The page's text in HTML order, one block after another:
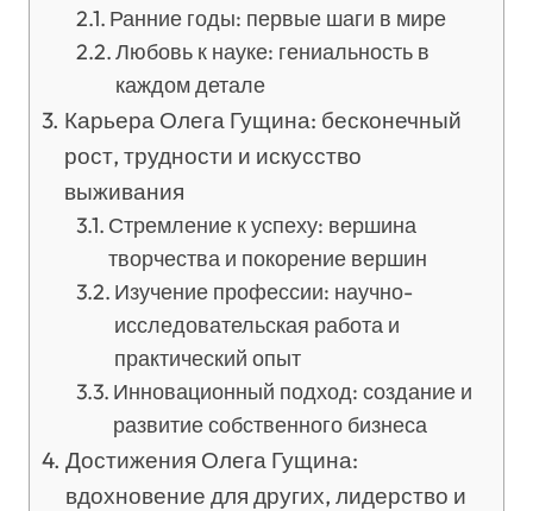
Ранние годы: первые шаги в мире
Любовь к науке: гениальность в
каждом детале
Карьера Олега Гущина: бесконечный
рост, трудности и искусство
выживания
Стремление к успеху: вершина
творчества и покорение вершин
Изучение профессии: научно-
исследовательская работа и
практический опыт
Инновационный подход: создание и
развитие собственного бизнеса
Достижения Олега Гущина:
вдохновение для других, лидерство и